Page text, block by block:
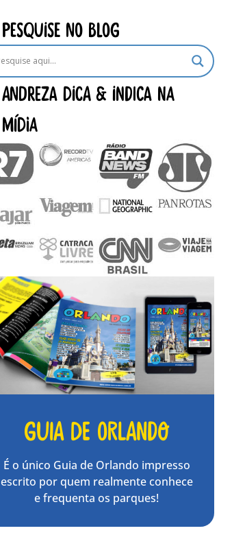
pesquise no blog
Andreza dica & indica na
Mídia
Guia de Orlando
É o único Guia de Orlando impresso
escrito por quem realmente conhece
e frequenta os parques!